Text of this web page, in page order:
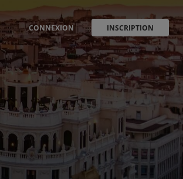
CONNEXION INSCRIPTION